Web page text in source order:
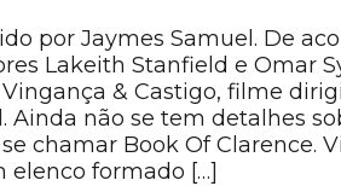
por Jaymes Samuel. De
Lakeith Stanfield e Omar
& Castigo, filme
Ainda não se tem detalhes
chamar Book Of Clarence.
elenco formado […]